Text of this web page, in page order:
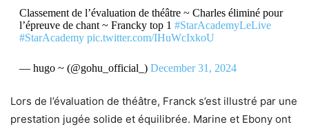
Classement de l’évaluation de théâtre ~ Charles éliminé pour
l’épreuve de chant ~ Francky top 1 #StarAcademyLeLive
#StarAcademy pic.twitter.com/IHuWcIxkoU
— hugo ~ (@gohu_official_) December 31, 2024
Lors de l’évaluation de théâtre, Franck s’est illustré par une
prestation jugée solide et équilibrée. Marine et Ebony ont